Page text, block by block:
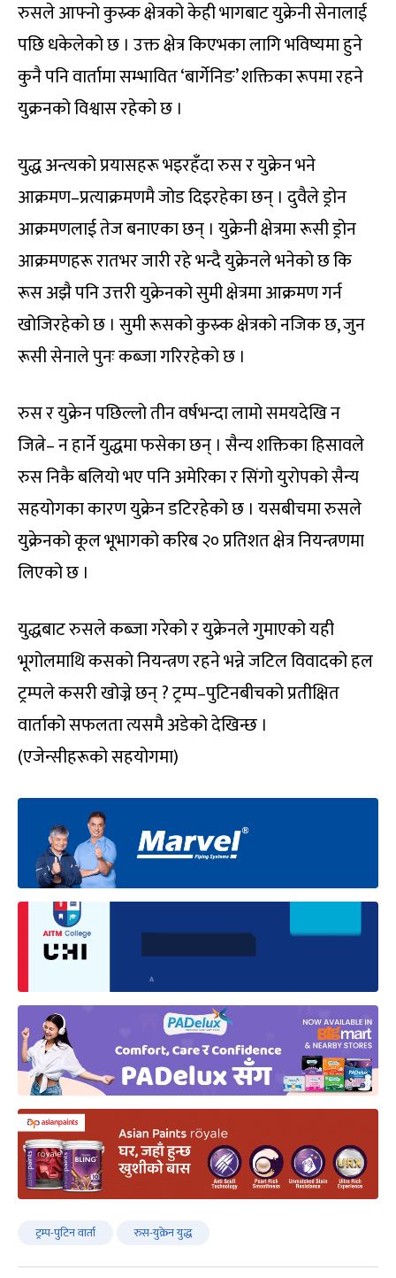
रुसले आफ्नो कुस्र्क क्षेत्रको केही भागबाट युक्रेनी सेनालाई
पछि धकेलेको छ । उक्त क्षेत्र किएभका लागि भविष्यमा हुने
कुनै पनि वार्तामा सम्भावित ‘बार्गेनिङ’ शक्तिका रूपमा रहने
युक्रनको विश्वास रहेको छ ।
युद्ध अन्त्यको प्रयासहरू भइरहँदा रुस र युक्रेन भने
आक्रमण–प्रत्याक्रमणमै जोड दिइरहेका छन् । दुवैले ड्रोन
आक्रमणलाई तेज बनाएका छन् । युक्रेनी क्षेत्रमा रूसी ड्रोन
आक्रमणहरू रातभर जारी रहे भन्दै युक्रेनले भनेको छ कि
रूस अझै पनि उत्तरी युक्रेनको सुमी क्षेत्रमा आक्रमण गर्न
खोजिरहेको छ । सुमी रूसको कुस्र्क क्षेत्रको नजिक छ, जुन
रूसी सेनाले पुनः कब्जा गरिरहेको छ ।
रुस र युक्रेन पछिल्लो तीन वर्षभन्दा लामो समयदेखि न
जित्ने– न हार्ने युद्धमा फसेका छन् । सैन्य शक्तिका हिसावले
रुस निकै बलियो भए पनि अमेरिका र सिंगो युरोपको सैन्य
सहयोगका कारण युक्रेन डटिरहेको छ । यसबीचमा रुसले
युक्रेनको कूल भूभागको करिब २० प्रतिशत क्षेत्र नियन्त्रणमा
लिएको छ ।
युद्धबाट रुसले कब्जा गरेको र युक्रेनले गुमाएको यही
भूगोलमाथि कसको नियन्त्रण रहने भन्ने जटिल विवादको हल
ट्रम्पले कसरी खोज्ने छन् ? ट्रम्प–पुटिनबीचको प्रतीक्षित
वार्ताको सफलता त्यसमै अडेको देखिन्छ ।
(एजेन्सीहरूको सहयोगमा)
ट्रम्प-पुटिन वार्ता रुस-युक्रेन युद्ध